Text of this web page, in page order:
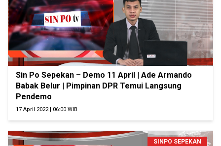
Sin Po Sepekan – Demo 11 April | Ade Armando
Babak Belur | Pimpinan DPR Temui Langsung
Pendemo
17 April 2022 | 06:00 WIB
SINPO SEPEKAN